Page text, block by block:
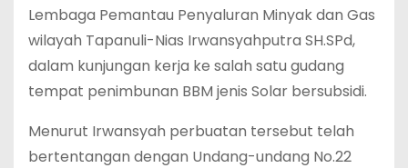
Lembaga Pemantau Penyaluran Minyak dan Gas
wilayah Tapanuli-Nias Irwansyahputra SH.SPd,
dalam kunjungan kerja ke salah satu gudang
tempat penimbunan BBM jenis Solar bersubsidi.
Menurut Irwansyah perbuatan tersebut telah
bertentangan dengan Undang-undang No.22